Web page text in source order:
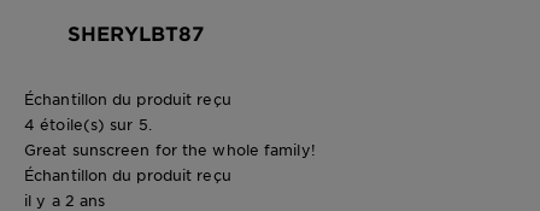
SHERYLBT87
Échantillon du produit reçu
4 étoile(s) sur 5.
Great sunscreen for the whole family!
Échantillon du produit reçu
il y a 2 ans